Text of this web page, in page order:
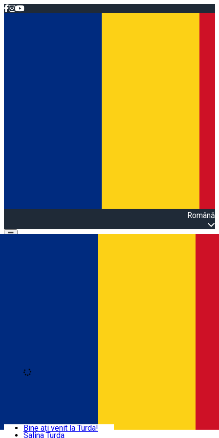
Română
Open main menu
Activități și experiențe
Bine ați venit la Turda!
Salina Turda